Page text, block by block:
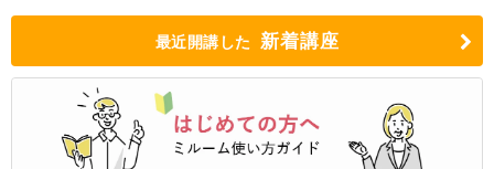
最近開講した 新着講座